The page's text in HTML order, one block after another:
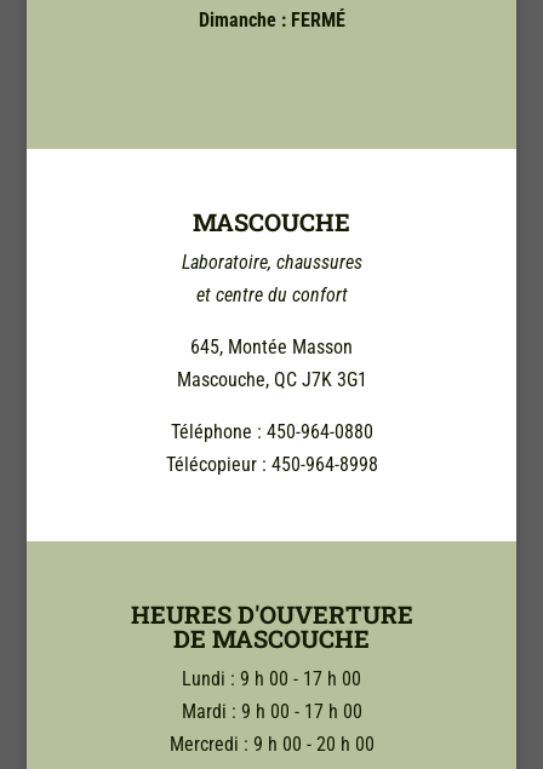
Dimanche : FERMÉ
MASCOUCHE
Laboratoire, chaussures
et centre du confort
645, Montée Masson
Mascouche, QC J7K 3G1
Téléphone : 450-964-0880
Télécopieur : 450-964-8998
HEURES D'OUVERTURE
DE MASCOUCHE
Lundi : 9 h 00 - 17 h 00
Mardi : 9 h 00 - 17 h 00
Mercredi : 9 h 00 - 20 h 00